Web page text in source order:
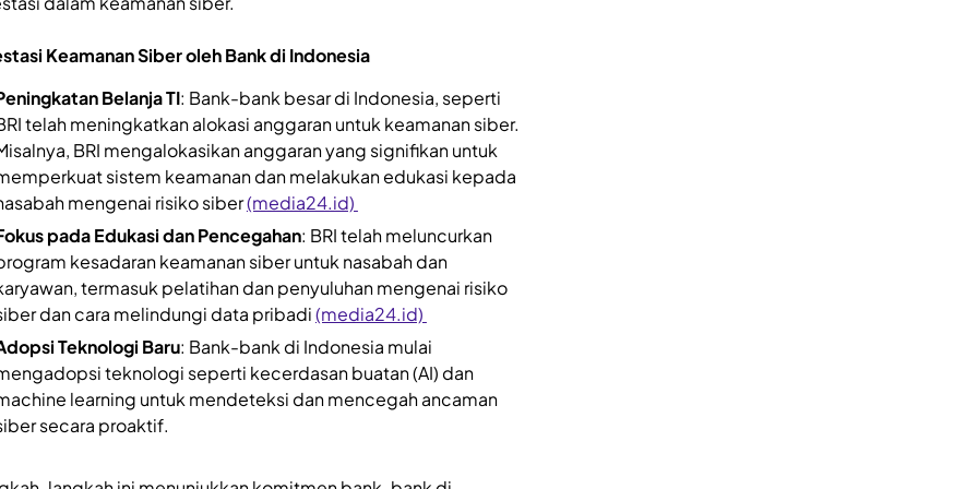
Keamanan Siber oleh Bank di Indonesia
Belanja TI: Bank-bank besar di Indonesia, seperti
telah meningkatkan alokasi anggaran untuk keamanan siber.
BRI mengalokasikan anggaran yang signifikan untuk
sistem keamanan dan melakukan edukasi kepada
mengenai risiko siber(media24.id)
pada Edukasi dan Pencegahan: BRI telah meluncurkan
kesadaran keamanan siber untuk nasabah dan
termasuk pelatihan dan penyuluhan mengenai risiko
dan cara melindungi data pribadi(media24.id)
Teknologi Baru: Bank-bank di Indonesia mulai
teknologi seperti kecerdasan buatan (AI) dan
learning untuk mendeteksi dan mencegah ancaman
secara proaktif.